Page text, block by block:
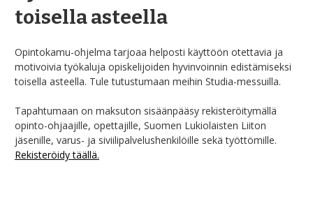
toisella asteella
Opintokamu-ohjelma tarjoaa helposti käyttöön otettavia ja
motivoivia työkaluja opiskelijoiden hyvinvoinnin edistämiseksi
toisella asteella. Tule tutustumaan meihin Studia-messuilla.
Tapahtumaan on maksuton sisäänpääsy rekisteröitymällä
opinto-ohjaajille, opettajille, Suomen Lukiolaisten Liiton
jäsenille, varus- ja siviilipalvelushenkilöille sekä työttömille.
Rekisteröidy täällä.